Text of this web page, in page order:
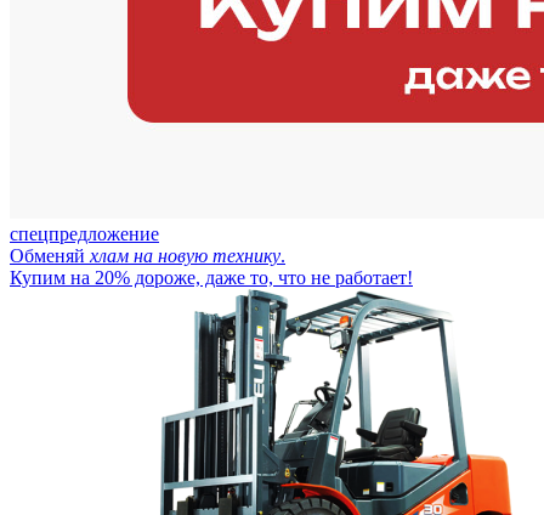
спецпредложение
Обменяй хлам на новую технику.
Купим на 20% дороже, даже то, что не работает!